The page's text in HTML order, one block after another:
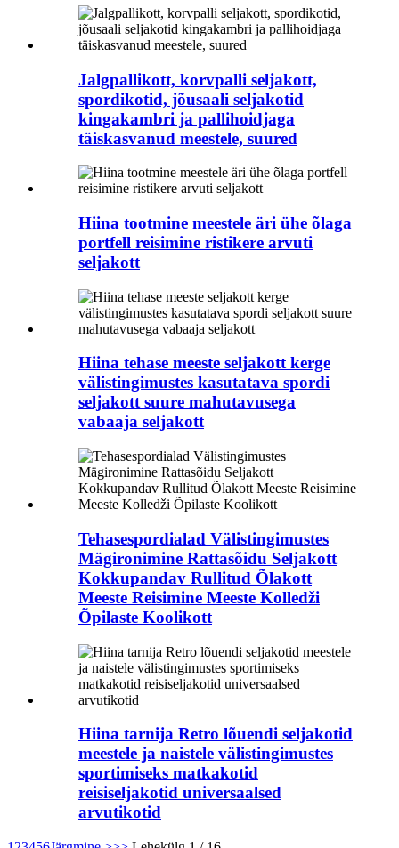
Jalgpallikott, korvpalli seljakott,
spordikotid, jõusaali seljakotid
kingakambri ja pallihoidjaga
täiskasvanud meestele, suured
Hiina tootmine meestele äri ühe õlaga
portfell reisimine ristikere arvuti
seljakott
Hiina tehase meeste seljakott kerge
välistingimustes kasutatava spordi
seljakott suure mahutavusega
vabaaja seljakott
Tehasespordialad Välistingimustes
Mägironimine Rattasõidu Seljakott
Kokkupandav Rullitud Õlakott
Meeste Reisimine Meeste Kolledži
Õpilaste Koolikott
Hiina tarnija Retro lõuendi seljakotid
meestele ja naistele välistingimustes
sportimiseks matkakotid
reisiseljakotid universaalsed
arvutikotid